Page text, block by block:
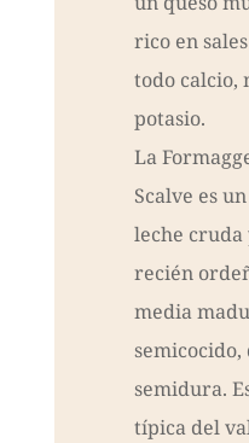
rico en
todo calcio,
potasio.
La
Scalve es
leche cruda
recién
media
semicocido,
semidura.
típica del